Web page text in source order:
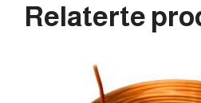
Relaterte